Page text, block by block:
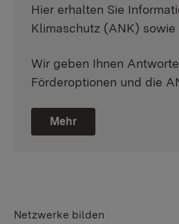
Hier erhalten Sie
Klimaschutz (ANK) sowie
Wir geben Ihnen
Förderoptionen und die
Mehr
Netzwerke bilden